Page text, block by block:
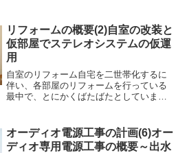
いていましたが、このダーツシステム、
前回ご紹介したとおり複...
リフォームの概要(2)自室の改装と
仮部屋でステレオシステムの仮運
用
自室のリフォーム自宅を二世帯化するに
伴い、各部屋のリフォームを行っている
最中で、とにかくばたばたとしています
筆環境兼寝室となる自室です。本ブログ
の中で自室をお見せするの...
オーディオ電源工事の計画(6)オー
ディオ専用電源工事の概要～出水